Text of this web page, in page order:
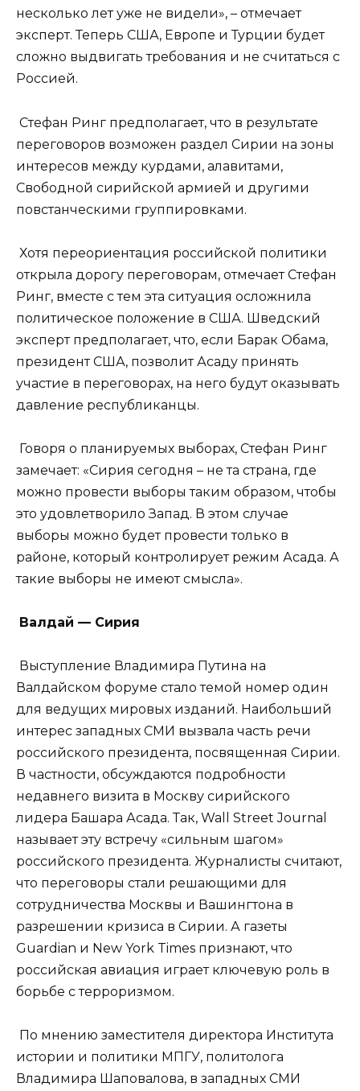
несколько лет уже не видели», – отмечает
эксперт. Теперь США, Европе и Турции будет
сложно выдвигать требования и не считаться с
Россией.
Стефан Ринг предполагает, что в результате
переговоров возможен раздел Сирии на зоны
интересов между курдами, алавитами,
Свободной сирийской армией и другими
повстанческими группировками.
Хотя переориентация российской политики
открыла дорогу переговорам, отмечает Стефан
Ринг, вместе с тем эта ситуация осложнила
политическое положение в США. Шведский
эксперт предполагает, что, если Барак Обама,
президент США, позволит Асаду принять
участие в переговорах, на него будут оказывать
давление республиканцы.
Говоря о планируемых выборах, Стефан Ринг
замечает: «Сирия сегодня – не та страна, где
можно провести выборы таким образом, чтобы
это удовлетворило Запад. В этом случае
выборы можно будет провести только в
районе, который контролирует режим Асада. А
такие выборы не имеют смысла».
Валдай — Сирия
Выступление Владимира Путина на
Валдайском форуме стало темой номер один
для ведущих мировых изданий. Наибольший
интерес западных СМИ вызвала часть речи
российского президента, посвященная Сирии.
В частности, обсуждаются подробности
недавнего визита в Москву сирийского
лидера Башара Асада. Так, Wall Street Journal
называет эту встречу «сильным шагом»
российского президента. Журналисты считают,
что переговоры стали решающими для
сотрудничества Москвы и Вашингтона в
разрешении кризиса в Сирии. А газеты
Guardian и New York Times признают, что
российская авиация играет ключевую роль в
борьбе с терроризмом.
По мнению заместителя директора Института
истории и политики МПГУ, политолога
Владимира Шаповалова, в западных СМИ